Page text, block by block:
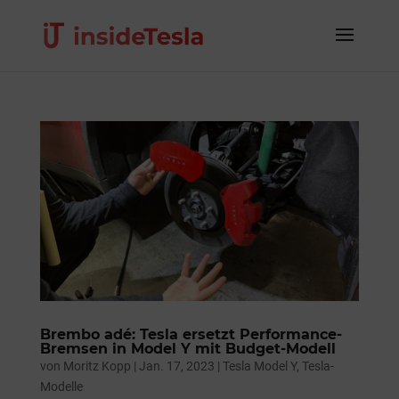
Brembo adé: Tesla ersetzt Performance-
Bremsen in Model Y mit Budget-Modell
von Moritz Kopp | Jan. 17, 2023 | Tesla Model Y, Tesla-
Modelle